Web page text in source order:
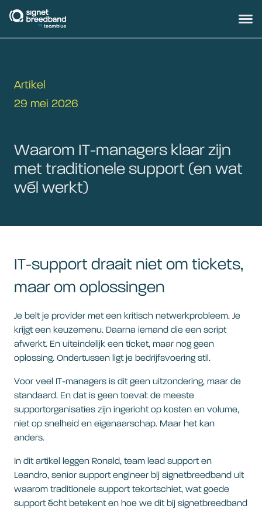
signetbreedband
Artikel
29 mei 2026
Waarom IT-managers klaar zijn
met traditionele support (en wat
wél werkt)
IT-support draait niet om tickets,
maar om oplossingen
Je belt je provider met een kritisch netwerkprobleem. Je
krijgt een keuzemenu. Daarna iemand die een script
afwerkt. En uiteindelijk een ticket, maar nog geen
oplossing. Ondertussen ligt je bedrijfsvoering stil.
Voor veel IT-managers is dit geen uitzondering, maar de
standaard. En dat is geen toeval: de meeste
supportorganisaties zijn ingericht op kosten en volume,
niet op snelheid en eigenaarschap. Maar het kan
anders.
In dit artikel leggen Ronald, team lead support en
Leandro, senior support engineer bij signetbreedband uit
waarom traditionele support tekortschiet, wat goede
support écht betekent en hoe we dit bij signetbreedband